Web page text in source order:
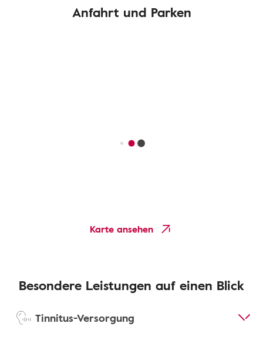
Anfahrt und Parken
Karte ansehen
Besondere Leistungen auf einen Blick
Tinnitus-Versorgung